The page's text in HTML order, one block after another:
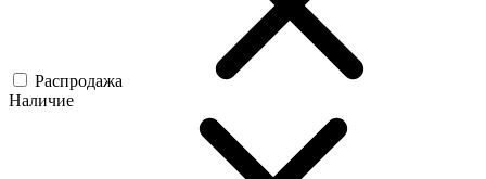
Распродажа
Наличие